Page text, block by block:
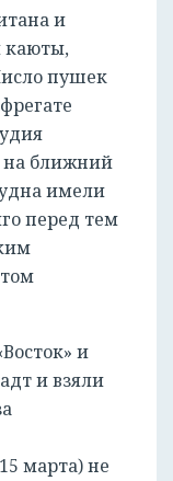
и
каюты,
пушек
на ближний
имели
перед тем
и
и взяли
марта) не